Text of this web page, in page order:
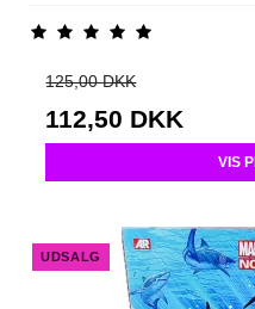
125,00 DKK
112,50 DKK
VIS
UDSALG